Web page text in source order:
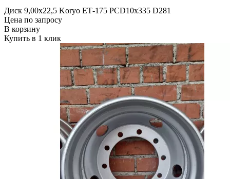
Диск 9,00х22,5 Koryo ЕТ-175 PCD10x335 D281
Цена по запросу
В корзину
Купить в 1 клик